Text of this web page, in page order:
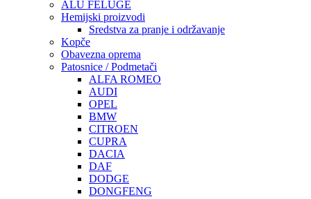
ALU FELUGE
Hemijski proizvodi
Sredstva za pranje i održavanje
Kopče
Obavezna oprema
Patosnice / Podmetači
ALFA ROMEO
AUDI
OPEL
BMW
CITROEN
CUPRA
DACIA
DAF
DODGE
DONGFENG